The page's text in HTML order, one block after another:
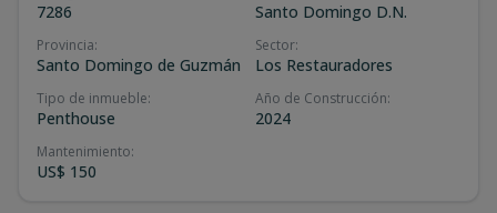
7286 Santo Domingo D.N.
Provincia:
Santo Domingo de Guzmán
Sector:
Los Restauradores
Tipo de inmueble:
Penthouse
Año de Construcción:
2024
Mantenimiento:
US$ 150